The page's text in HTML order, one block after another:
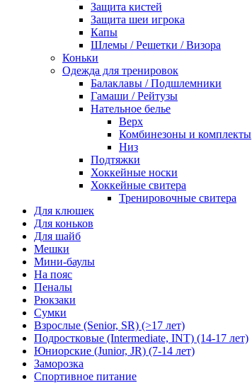
Защита кистей
Защита шеи игрока
Капы
Шлемы / Решетки / Визора
Коньки
Одежда для тренировок
Балаклавы / Подшлемники
Гамаши / Рейтузы
Нательное белье
Верх
Комбинезоны и комплекты
Низ
Подтяжки
Хоккейные носки
Хоккейные свитера
Тренировочные свитера
Для клюшек
Для коньков
Для шайб
Мешки
Мини-баулы
На пояс
Пеналы
Рюкзаки
Сумки
Взрослые (Senior, SR) (>17 лет)
Подростковые (Intermediate, INT) (14-17 лет)
Юниорские (Junior, JR) (7-14 лет)
Заморозка
Спортивное питание